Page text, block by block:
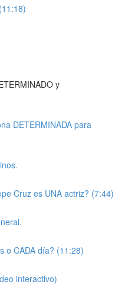
y
DETERMINADA para
Cruz es UNA actriz? (7:44)
o CADA día? (11:28)
interactivo)